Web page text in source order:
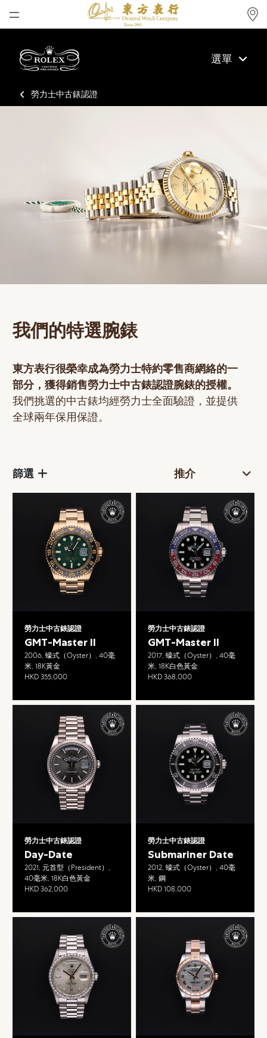
最新消息
腕表資訊
腕表維修
聯絡我們
會員
登入
简体中文 English
選單
勞力士中古錶認證
我們的特選腕錶
東方表行很榮幸成為勞力士特約零售商網絡的一
部分，獲得銷售勞力士中古錶認證腕錶的授權。
我們挑選的中古錶均經勞力士全面驗證，並提供
全球兩年保用保證。
篩選
勞力士中古錶認證
GMT-Master II
2006, 蠔式（Oyster）, 40毫
米, 18K黃金
HKD 355,000
勞力士中古錶認證
GMT-Master II
2017, 蠔式（Oyster）, 40毫
米, 18K白色黃金
HKD 368,000
勞力士中古錶認證
Day-Date
2021, 元首型（President）,
40毫米, 18K白色黃金
HKD 362,000
勞力士中古錶認證
Submariner Date
2012, 蠔式（Oyster）, 40毫
米, 鋼
HKD 108,000